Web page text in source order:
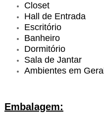
Closet
Hall de Entrada
Escritório
Banheiro
Dormitório
Sala de Jantar
Ambientes em Geral
Embalagem: